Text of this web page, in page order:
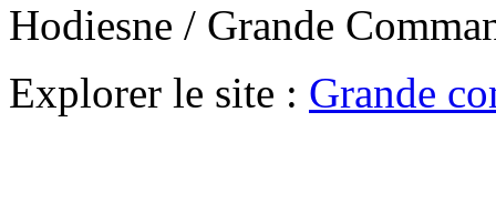
Hodiesne / Grande
Explorer le site : Grande